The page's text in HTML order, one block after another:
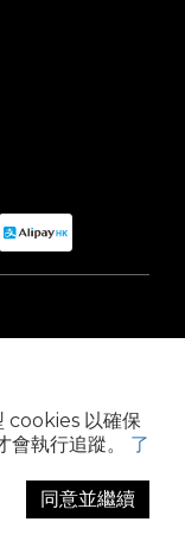
cookies 以確保
會執行追蹤。 了
同意並繼續